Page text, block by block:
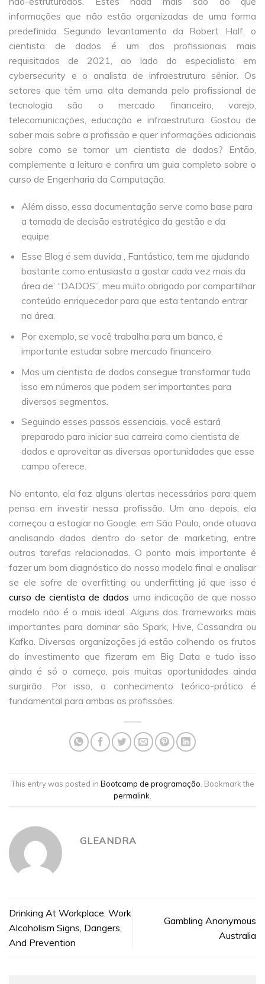
informações que não estão organizadas de uma forma
predefinida. Segundo levantamento da Robert Half, o
cientista de dados é um dos profissionais mais
requisitados de 2021, ao lado do especialista em
cybersecurity e o analista de infraestrutura sênior. Os
setores que têm uma alta demanda pelo profissional de
tecnologia são o mercado financeiro, varejo,
telecomunicações, educação e infraestrutura. Gostou de
saber mais sobre a profissão e quer informações adicionais
sobre como se tornar um cientista de dados? Então,
complemente a leitura e confira um guia completo sobre o
curso de Engenharia da Computação.
Além disso, essa documentação serve como base para
a tomada de decisão estratégica da gestão e da
equipe.
Esse Blog é sem duvida , Fantástico, tem me ajudando
bastante como entusiasta a gostar cada vez mais da
área de’ “DADOS”, meu muito obrigado por compartilhar
conteúdo enriquecedor para que esta tentando entrar
na área.
Por exemplo, se você trabalha para um banco, é
importante estudar sobre mercado financeiro.
Mas um cientista de dados consegue transformar tudo
isso em números que podem ser importantes para
diversos segmentos.
Seguindo esses passos essenciais, você estará
preparado para iniciar sua carreira como cientista de
dados e aproveitar as diversas oportunidades que esse
campo oferece.
No entanto, ela faz alguns alertas necessários para quem
pensa em investir nessa profissão. Um ano depois, ela
começou a estagiar no Google, em São Paulo, onde atuava
analisando dados dentro do setor de marketing, entre
outras tarefas relacionadas. O ponto mais importante é
fazer um bom diagnóstico do nosso modelo final e analisar
se ele sofre de overfitting ou underfitting já que isso é
curso de cientista de dados uma indicação de que nosso
modelo não é o mais ideal. Alguns dos frameworks mais
importantes para dominar são Spark, Hive, Cassandra ou
Kafka. Diversas organizações já estão colhendo os frutos
do investimento que fizeram em Big Data e tudo isso
ainda é só o começo, pois muitas oportunidades ainda
surgirão. Por isso, o conhecimento teórico-prático é
fundamental para ambas as profissões.
This entry was posted in Bootcamp de programação. Bookmark the
permalink.
GLEANDRA
Drinking At Workplace: Work
Alcoholism Signs, Dangers,
And Prevention
Gambling Anonymous
Australia